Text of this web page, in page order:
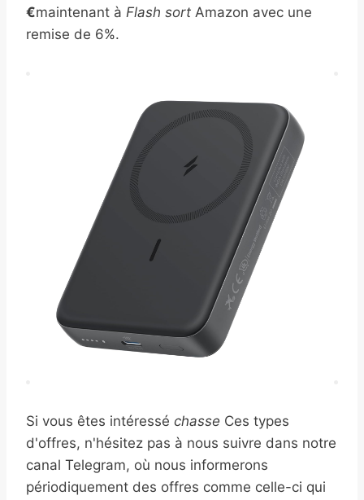
€maintenant à Flash sort Amazon avec une
remise de 6%.
Si vous êtes intéressé chasse Ces types
d'offres, n'hésitez pas à nous suivre dans notre
canal Telegram, où nous informerons
périodiquement des offres comme celle-ci qui